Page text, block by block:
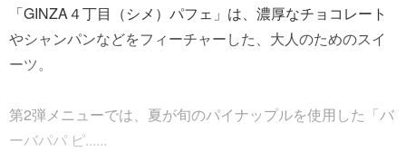
「GINZA４丁目（シメ）パフェ」は、濃厚なチョコレート
やシャンパンなどをフィーチャーした、大人のためのスイ
ーツ。
第2弾メニューでは、夏が旬のパイナップルを使用した「バ
ーバパパ ピ......